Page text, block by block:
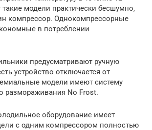
модели практически бесшумно,
компрессор. Однокомпрессорные
в потреблении
предусматривают ручную
устройство отключается от
модели имеют систему
размораживания No Frost.
оборудование имеет
с одним компрессором полностью